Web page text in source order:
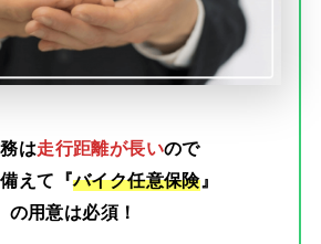
は走行距離が長いので
えて『バイク任意保険』
の用意は必須！